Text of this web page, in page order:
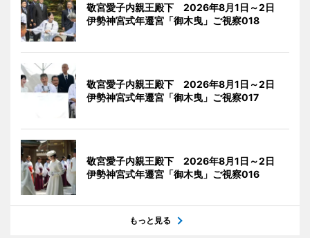
敬宮愛子内親王殿下 2026年8月1日～2日
伊勢神宮式年遷宮「御木曳」ご視察018
敬宮愛子内親王殿下 2026年8月1日～2日
伊勢神宮式年遷宮「御木曳」ご視察017
敬宮愛子内親王殿下 2026年8月1日～2日
伊勢神宮式年遷宮「御木曳」ご視察016
もっと見る